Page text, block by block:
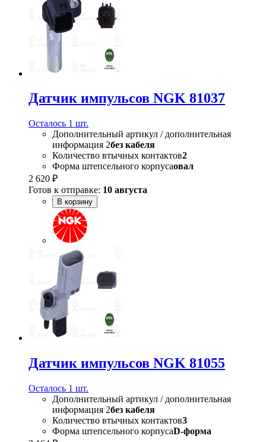
Датчик импульсов NGK 81037
Осталось 1 шт.
Дополнительный артикул / дополнительная
информация 2без кабеля
Количество втычных контактов2
Форма штепсельного корпусаовал
2 620 ₽
Готов к отправке: 10 августа
В корзину
Датчик импульсов NGK 81055
Осталось 1 шт.
Дополнительный артикул / дополнительная
информация 2без кабеля
Количество втычных контактов3
Форма штепсельного корпусаD-форма